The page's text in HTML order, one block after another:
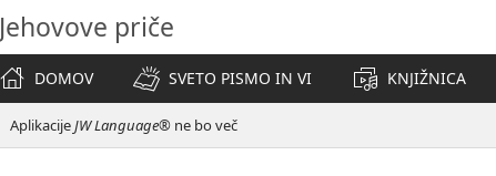
Jehovove priče
DOMOV
SVETO PISMO IN VI KNJIŽNICA
Aplikacije JW Language® ne bo več